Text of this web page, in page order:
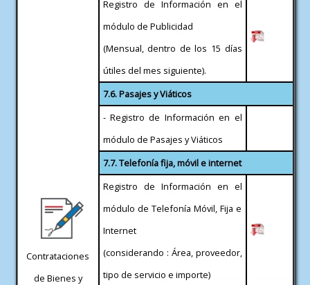
Contrataciones
de Bienes y
Registro de Información en el
módulo de Publicidad
(Mensual, dentro de los 15 días
útiles del mes siguiente).
7.6. Pasajes y Viáticos
- Registro de Información en el
módulo de Pasajes y Viáticos
7.7. Telefonía fija, móvil e internet
Registro de Información en el
módulo de Telefonía Móvil, Fija e
Internet
(considerando : Área, proveedor,
tipo de servicio e importe)